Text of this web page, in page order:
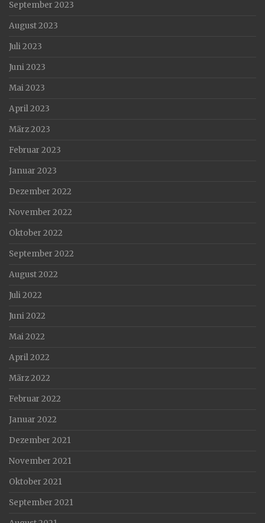
September 2023
August 2023
Juli 2023
Juni 2023
Mai 2023
April 2023
März 2023
Februar 2023
Januar 2023
Dezember 2022
November 2022
Oktober 2022
September 2022
August 2022
Juli 2022
Juni 2022
Mai 2022
April 2022
März 2022
Februar 2022
Januar 2022
Dezember 2021
November 2021
Oktober 2021
September 2021